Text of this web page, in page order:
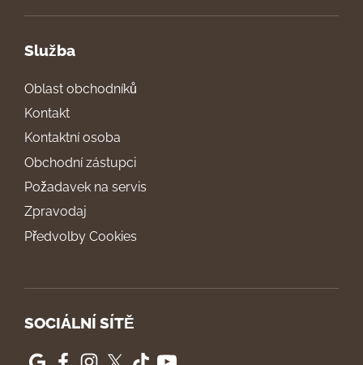
Služba
Oblast obchodníků
Kontakt
Kontaktní osoba
Obchodní zástupci
Požadavek na servis
Zpravodaj
Předvolby Cookies
SOCIÁLNÍ SÍTĚ